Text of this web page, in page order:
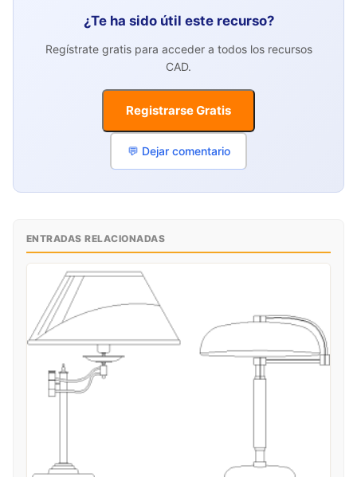
¿Te ha sido útil este recurso?
Regístrate gratis para acceder a todos los recursos
CAD.
Registrarse Gratis
💬 Dejar comentario
ENTRADAS RELACIONADAS